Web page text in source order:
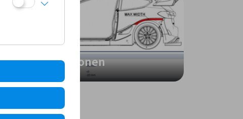
Homologationen